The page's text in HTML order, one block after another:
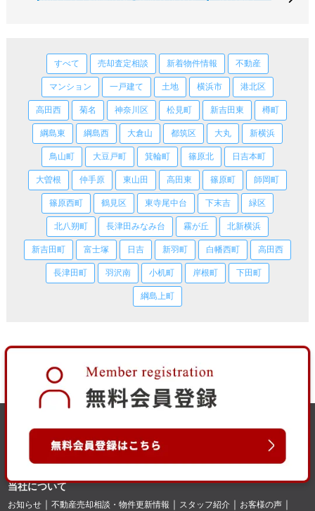
すべて 売却査定相談 新着物件情報 不動産
マンション 一戸建て 土地 横浜市 港北区
高田西 菊名 神奈川区 松見町 新吉田東 樽町
綱島東 綱島西 大倉山 都筑区 大丸 新横浜
鳥山町 大豆戸町 箕輪町 篠原北 日吉本町
大曽根 仲手原 東山田 高田東 篠原町 師岡町
篠原西町 鶴見区 東寺尾中台 下末吉 緑区
北八朔町 長津田みなみ台 霧が丘 北新横浜
新吉田町 富士塚 日吉 新羽町 白幡西町 高田西
長津田町 羽沢南 小机町 岸根町 下田町
綱島上町
当社について
お知らせ 不動産売却相談・物件更新情報 スタッフ紹介
お客様の声